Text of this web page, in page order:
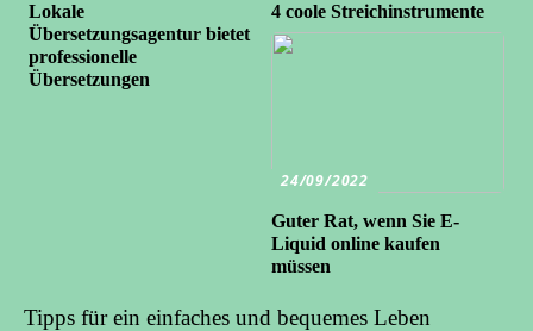
Lokale
Übersetzungsagentur bietet
professionelle
Übersetzungen
4 coole Streichinstrumente
24/09/2022
Guter Rat, wenn Sie E-
Liquid online kaufen
müssen
Tipps für ein einfaches und bequemes Leben